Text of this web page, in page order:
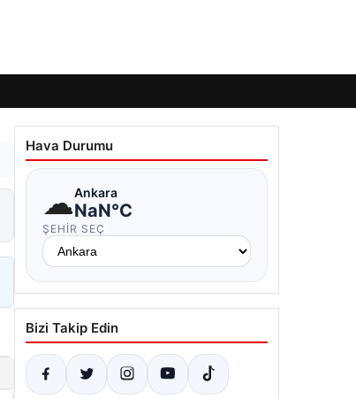
Hava Durumu
☁Ankara
NaN°C
ŞEHIR SEÇ
Bizi Takip Edin